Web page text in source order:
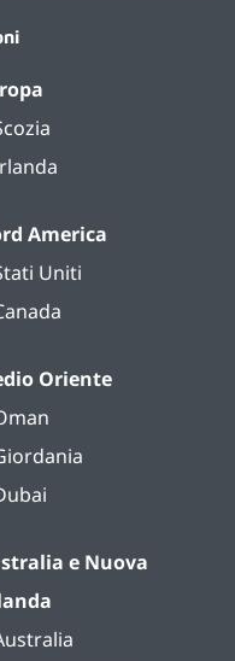
America
Uniti
Oriente
e Nuova